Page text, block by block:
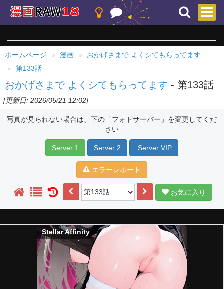
ホームページ 漫画
おかげさまで よくシてもらってます
第133話
おかげさまで よくシてもらってます - 第133話
[更新日: 2026/05/21 12:02]
写真が見られない場合は、下の「フォトサーバー」を変更してくだ
さい
Server 1 Server 2 Server VIP
エラーレポート
1 お気に入り